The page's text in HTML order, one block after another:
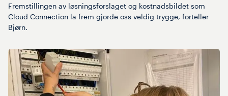
Fremstillingen av løsningsforslaget og kostnadsbildet som
Cloud Connection la frem gjorde oss veldig trygge, forteller
Bjørn.